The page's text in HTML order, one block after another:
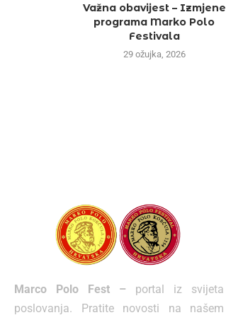
Važna obavijest – Izmjene
programa Marko Polo
Festivala
29 ožujka, 2026
Marco Polo Fest – portal iz svijeta
poslovanja. Pratite novosti na našem